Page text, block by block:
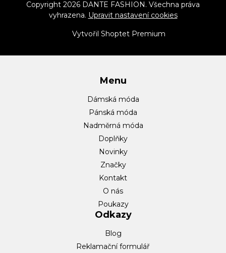
í
Vytvořil Shoptet Premium
Copyright 2026 DANTE FASHION. Všechna práva
vyhrazena. Upravit nastavení cookies
Menu
Dámská móda
Pánská móda
Nadměrná móda
Doplňky
Novinky
Značky
Kontakt
O nás
Poukazy
Odkazy
Blog
Reklamační formulář